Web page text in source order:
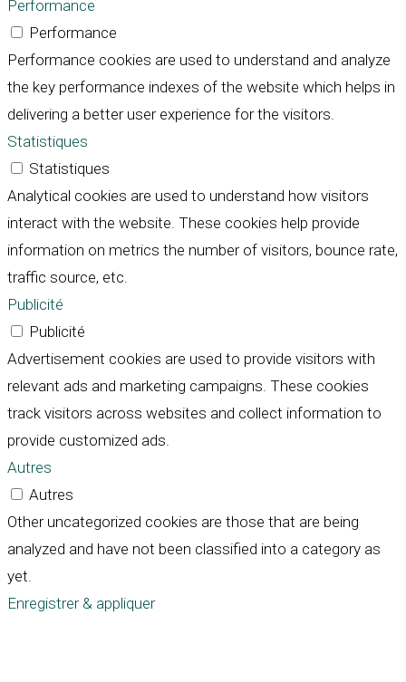
Performance
Performance
Performance cookies are used to understand and analyze
the key performance indexes of the website which helps in
delivering a better user experience for the visitors.
Statistiques
Statistiques
Analytical cookies are used to understand how visitors
interact with the website. These cookies help provide
information on metrics the number of visitors, bounce rate,
traffic source, etc.
Publicité
Publicité
Advertisement cookies are used to provide visitors with
relevant ads and marketing campaigns. These cookies
track visitors across websites and collect information to
provide customized ads.
Autres
Autres
Other uncategorized cookies are those that are being
analyzed and have not been classified into a category as
yet.
Enregistrer & appliquer